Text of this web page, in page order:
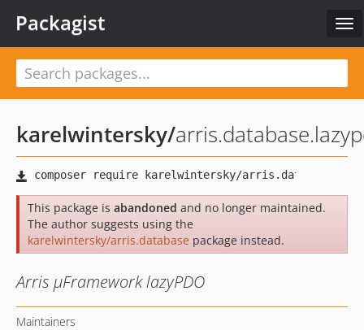
Packagist
karelwintersky/
This package is abandoned and no longer maintained.
The author suggests using the
karelwintersky/arris.database package instead.
Arris µFramework lazyPDO
Maintainers